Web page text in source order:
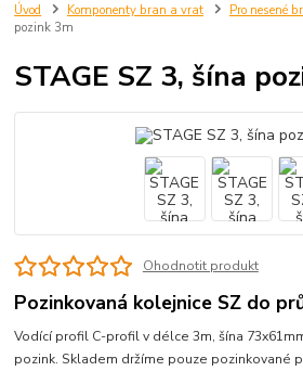
Úvod Komponenty bran a vrat Pro nesené
pozink 3m
STAGE SZ 3, šína
Ohodnotit produkt
Pozinkovaná kolejnice SZ do
Vodící profil C-profil v délce 3m, šína
pozink. Skladem držíme pouze pozinkované